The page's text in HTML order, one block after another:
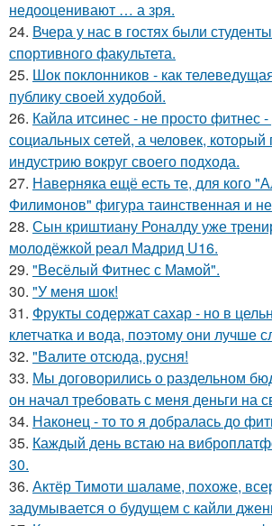
недооценивают … а зря.
24. Вчера у нас в гостях были
спортивного факультета.
25. Шок поклонников - как
публику своей худобой.
26. Кайла итсинес - не просто фитнес
социальных сетей, а человек,
индустрию вокруг своего подхода.
27. Наверняка ещё есть те, для кого
Филимонов" фигура таинственная и
28. Сын криштиану Роналду уже
молодёжкой реал Мадрид U16.
29. "Весёлый Фитнес с Мамой".
30. "У меня шок!
31. Фрукты содержат сахар - но в
клетчатка и вода, поэтому они лучше
32. "Валите отсюда, русня!
33. Мы договорились о раздельном
он начал требовать с меня деньги на
34. Наконец - то то я добралась до
35. Каждый день встаю на
30.
36. Актёр Тимоти шаламе, похоже,
задумывается о будущем с кайли